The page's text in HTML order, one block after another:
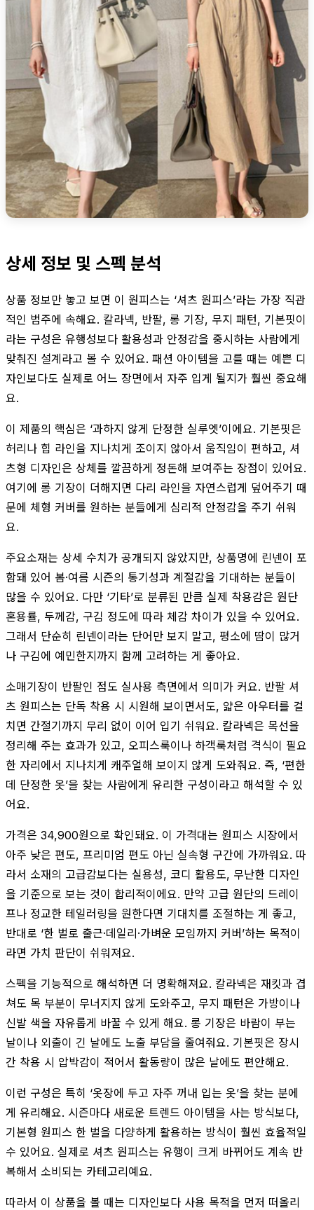
상세 정보 및 스펙 분석
상품 정보만 놓고 보면 이 원피스는 ‘셔츠 원피스’라는 가장 직관
적인 범주에 속해요. 칼라넥, 반팔, 롱 기장, 무지 패턴, 기본핏이
라는 구성은 유행성보다 활용성과 안정감을 중시하는 사람에게
맞춰진 설계라고 볼 수 있어요. 패션 아이템을 고를 때는 예쁜 디
자인보다도 실제로 어느 장면에서 자주 입게 될지가 훨씬 중요해
요.
이 제품의 핵심은 ‘과하지 않게 단정한 실루엣’이에요. 기본핏은
허리나 힙 라인을 지나치게 조이지 않아서 움직임이 편하고, 셔
츠형 디자인은 상체를 깔끔하게 정돈해 보여주는 장점이 있어요.
여기에 롱 기장이 더해지면 다리 라인을 자연스럽게 덮어주기 때
문에 체형 커버를 원하는 분들에게 심리적 안정감을 주기 쉬워
요.
주요소재는 상세 수치가 공개되지 않았지만, 상품명에 린넨이 포
함돼 있어 봄·여름 시즌의 통기성과 계절감을 기대하는 분들이
많을 수 있어요. 다만 ‘기타’로 분류된 만큼 실제 착용감은 원단
혼용률, 두께감, 구김 정도에 따라 체감 차이가 있을 수 있어요.
그래서 단순히 린넨이라는 단어만 보지 말고, 평소에 땀이 많거
나 구김에 예민한지까지 함께 고려하는 게 좋아요.
소매기장이 반팔인 점도 실사용 측면에서 의미가 커요. 반팔 셔
츠 원피스는 단독 착용 시 시원해 보이면서도, 얇은 아우터를 걸
치면 간절기까지 무리 없이 이어 입기 쉬워요. 칼라넥은 목선을
정리해 주는 효과가 있고, 오피스룩이나 하객룩처럼 격식이 필요
한 자리에서 지나치게 캐주얼해 보이지 않게 도와줘요. 즉, ‘편한
데 단정한 옷’을 찾는 사람에게 유리한 구성이라고 해석할 수 있
어요.
가격은 34,900원으로 확인돼요. 이 가격대는 원피스 시장에서
아주 낮은 편도, 프리미엄 편도 아닌 실속형 구간에 가까워요. 따
라서 소재의 고급감보다는 실용성, 코디 활용도, 무난한 디자인
을 기준으로 보는 것이 합리적이에요. 만약 고급 원단의 드레이
프나 정교한 테일러링을 원한다면 기대치를 조절하는 게 좋고,
반대로 ‘한 벌로 출근·데일리·가벼운 모임까지 커버’하는 목적이
라면 가치 판단이 쉬워져요.
스펙을 기능적으로 해석하면 더 명확해져요. 칼라넥은 재킷과 겹
쳐도 목 부분이 무너지지 않게 도와주고, 무지 패턴은 가방이나
신발 색을 자유롭게 바꿀 수 있게 해요. 롱 기장은 바람이 부는
날이나 외출이 긴 날에도 노출 부담을 줄여줘요. 기본핏은 장시
간 착용 시 압박감이 적어서 활동량이 많은 날에도 편안해요.
이런 구성은 특히 ‘옷장에 두고 자주 꺼내 입는 옷’을 찾는 분에
게 유리해요. 시즌마다 새로운 트렌드 아이템을 사는 방식보다,
기본형 원피스 한 벌을 다양하게 활용하는 방식이 훨씬 효율적일
수 있어요. 실제로 셔츠 원피스는 유행이 크게 바뀌어도 계속 반
복해서 소비되는 카테고리예요.
따라서 이 상품을 볼 때는 디자인보다 사용 목적을 먼저 떠올리